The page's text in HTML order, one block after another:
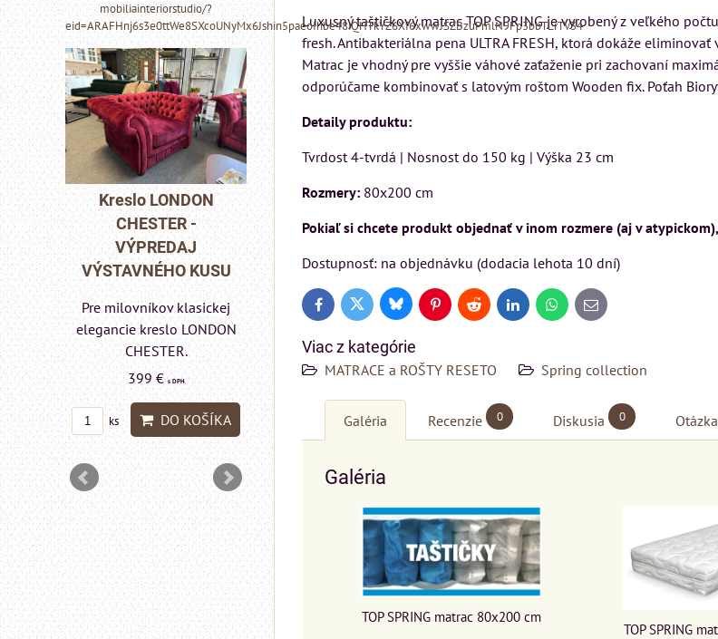
Luxusný taštičkový matrac TOP SPRING je vyrobený z veľkého
fresh. Antibakteriálna pena ULTRA FRESH, ktorá dokáže
Matrac je vhodný pre vyššie váhové zaťaženie pri zachovaní
odporúčame kombinovať s latovým roštom Wooden fix. Poťah
Detaily produktu:
Tvrdost 4-tvrdá | Nosnost do 150 kg | Výška 23 cm
Rozmery: 80x200 cm
Pokiaľ si chcete produkt objednať v inom rozmere (aj v
Dostupnosť: na objednávku (dodacia lehota 10 dní)
FacebookTwitter BlueskyPinterestReddit LinkedInWhatsApp
E-
mail
Viac z kategórie
MATRACE a ROŠTY RESETO Spring collection
Galéria Recenzie 0 Diskusia 0
Galéria
TOP SPRING matrac 80x200 cm
TOP SPRING
mobiliainteriorstudio/?
eid=ARAFHnj6s3e0ttWe8SXcoUNyMx6Jshin5paeoIhbe48iQHTkYZ6Xf6xwwJSZBzuPmlN9Fp3bbTLrTV34
MIZAR - talianský
matrac 175x200 cm
Matrac MIZAR od
talianskeho systému
Rinaldi Bed System
ponúka...
699 €s DPH
ks DO KOŠÍKA
Pohovka LONDON
CHESTER -
VÝSTAVNÉHO KUSU
Pre milovníkov klasickej
pohovka LONDON
CHESTER.
599 €s DPH
ks DO KOŠÍKA
CHESTER -
VÝSTAVNÉHO KUSU
Pre milovníkov klasickej
399 €
ks DO KOŠÍKA